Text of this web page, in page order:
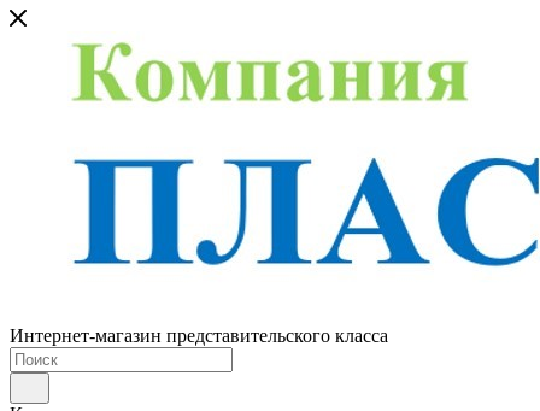
Интернет-магазин представительского класса